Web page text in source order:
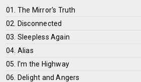
01. The Mirror's Truth
02. Disconnected
03. Sleepless Again
04. Alias
05. I'm the Highway
06. Delight and Angers